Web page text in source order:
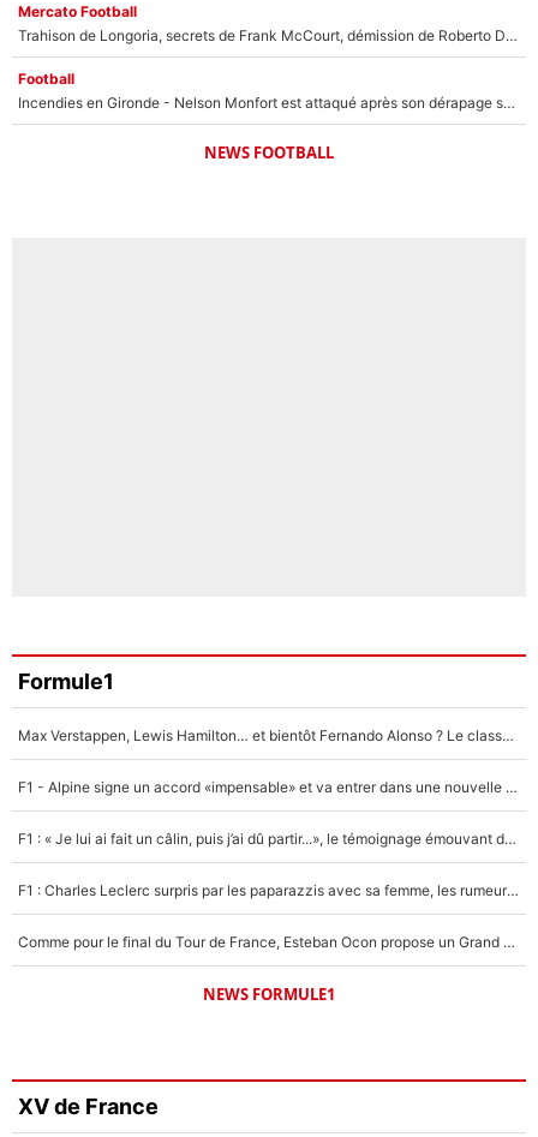
Mercato Football
Trahison de Longoria, secrets de Frank McCourt, démission de Roberto De Zerbi : Medhi Benatia se lâche sur son départ de l'OM et fait d'importantes révélations
Football
Incendies en Gironde - Nelson Monfort est attaqué après son dérapage sur CNews : «Et lui, il prend combien pour parler dans un studio climatisé?»
NEWS FOOTBALL
Formule1
Max Verstappen, Lewis Hamilton… et bientôt Fernando Alonso ? Le classement des pilotes les mieux payés en Formule 1 risque de changer !
F1 - Alpine signe un accord «impensable» et va entrer dans une nouvelle dimension : Grande nouvelle pour Pierre Gasly !
F1 : « Je lui ai fait un câlin, puis j’ai dû partir...», le témoignage émouvant de Max Verstappen sur sa fille
F1 : Charles Leclerc surpris par les paparazzis avec sa femme, les rumeurs étaient vraies !
Comme pour le final du Tour de France, Esteban Ocon propose un Grand Prix de Formule 1 à Paris : «Autour de l’Arc de Triomphe, ce serait génial» !
NEWS FORMULE1
XV de France